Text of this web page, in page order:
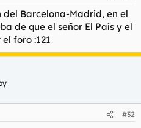
del Barcelona-Madrid, en el
de que el señor El País y el
foro :121
#32